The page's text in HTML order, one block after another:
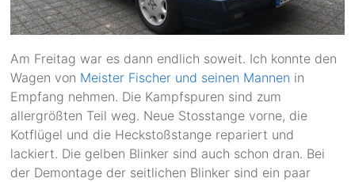
Am Freitag war es dann endlich soweit. Ich konnte den
Wagen von Meister Fischer und seinen Mannen in
Empfang nehmen. Die Kampfspuren sind zum
allergrößten Teil weg. Neue Stosstange vorne, die
Kotflügel und die Heckstoßstange repariert und
lackiert. Die gelben Blinker sind auch schon dran. Bei
der Demontage der seitlichen Blinker sind ein paar